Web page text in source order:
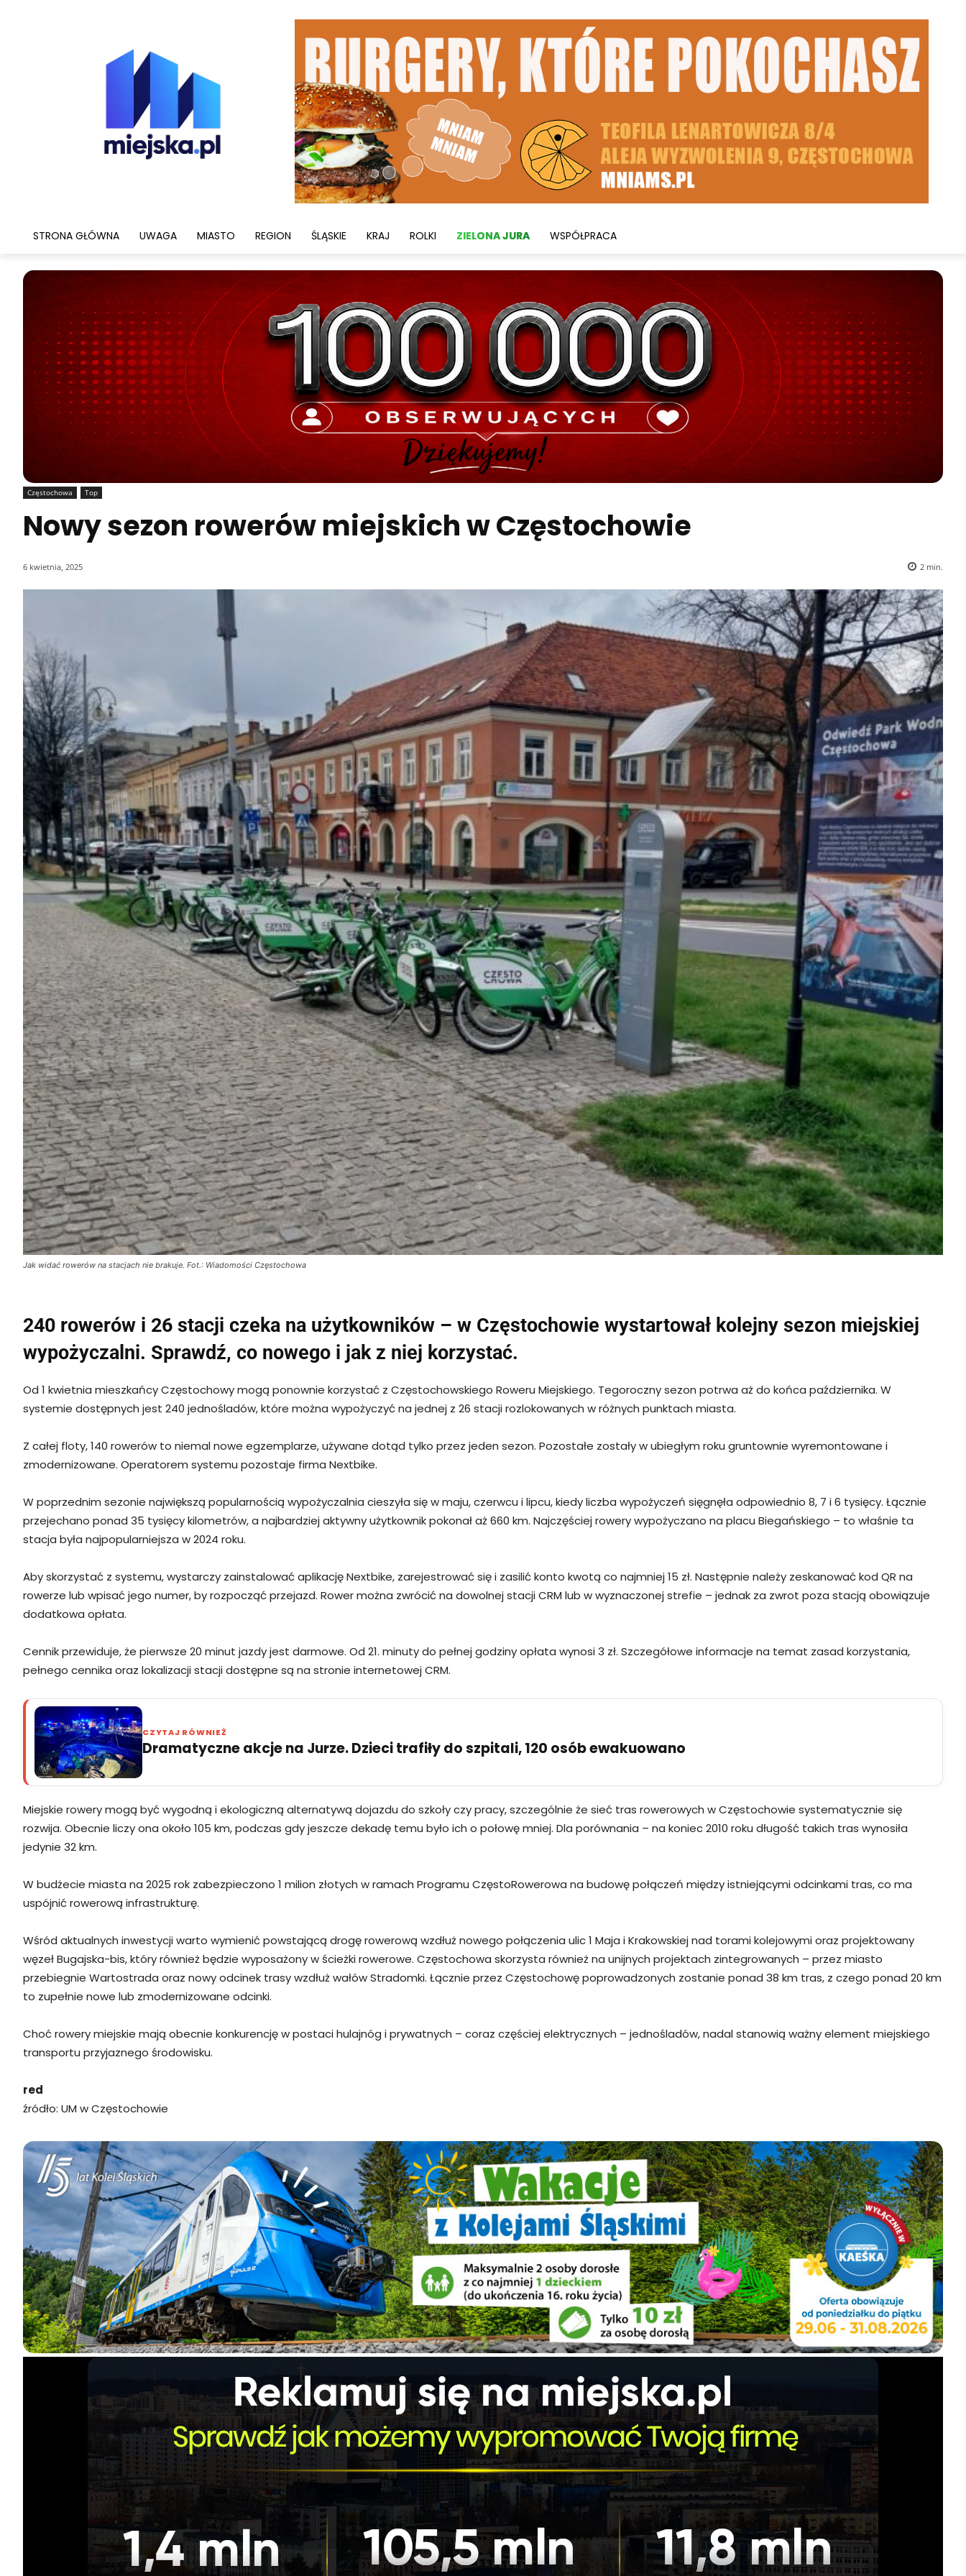
STRONA GŁÓWNA UWAGA MIASTO REGION ŚLĄSKIE KRAJ ROLKI ZIELONA JURA WSPÓŁPRACA
Częstochowa Top
Nowy sezon rowerów miejskich w Częstochowie
6 kwietnia, 2025 2 min.
Jak widać rowerów na stacjach nie brakuje. Fot.: Wiadomości Częstochowa
240 rowerów i 26 stacji czeka na użytkowników – w Częstochowie wystartował kolejny sezon miejskiej
wypożyczalni. Sprawdź, co nowego i jak z niej korzystać.
Od 1 kwietnia mieszkańcy Częstochowy mogą ponownie korzystać z Częstochowskiego Roweru Miejskiego. Tegoroczny sezon potrwa aż do końca października. W
systemie dostępnych jest 240 jednośladów, które można wypożyczyć na jednej z 26 stacji rozlokowanych w różnych punktach miasta.
Z całej floty, 140 rowerów to niemal nowe egzemplarze, używane dotąd tylko przez jeden sezon. Pozostałe zostały w ubiegłym roku gruntownie wyremontowane i
zmodernizowane. Operatorem systemu pozostaje firma Nextbike.
W poprzednim sezonie największą popularnością wypożyczalnia cieszyła się w maju, czerwcu i lipcu, kiedy liczba wypożyczeń sięgnęła odpowiednio 8, 7 i 6 tysięcy. Łącznie
przejechano ponad 35 tysięcy kilometrów, a najbardziej aktywny użytkownik pokonał aż 660 km. Najczęściej rowery wypożyczano na placu Biegańskiego – to właśnie ta
stacja była najpopularniejsza w 2024 roku.
Aby skorzystać z systemu, wystarczy zainstalować aplikację Nextbike, zarejestrować się i zasilić konto kwotą co najmniej 15 zł. Następnie należy zeskanować kod QR na
rowerze lub wpisać jego numer, by rozpocząć przejazd. Rower można zwrócić na dowolnej stacji CRM lub w wyznaczonej strefie – jednak za zwrot poza stacją obowiązuje
dodatkowa opłata.
Cennik przewiduje, że pierwsze 20 minut jazdy jest darmowe. Od 21. minuty do pełnej godziny opłata wynosi 3 zł. Szczegółowe informacje na temat zasad korzystania,
pełnego cennika oraz lokalizacji stacji dostępne są na stronie internetowej CRM.
CZYTAJ RÓWNIEŻ
Dramatyczne akcje na Jurze. Dzieci trafiły do szpitali, 120 osób ewakuowano
Miejskie rowery mogą być wygodną i ekologiczną alternatywą dojazdu do szkoły czy pracy, szczególnie że sieć tras rowerowych w Częstochowie systematycznie się
rozwija. Obecnie liczy ona około 105 km, podczas gdy jeszcze dekadę temu było ich o połowę mniej. Dla porównania – na koniec 2010 roku długość takich tras wynosiła
jedynie 32 km.
W budżecie miasta na 2025 rok zabezpieczono 1 milion złotych w ramach Programu CzęstoRowerowa na budowę połączeń między istniejącymi odcinkami tras, co ma
uspójnić rowerową infrastrukturę.
Wśród aktualnych inwestycji warto wymienić powstającą drogę rowerową wzdłuż nowego połączenia ulic 1 Maja i Krakowskiej nad torami kolejowymi oraz projektowany
węzeł Bugajska-bis, który również będzie wyposażony w ścieżki rowerowe. Częstochowa skorzysta również na unijnych projektach zintegrowanych – przez miasto
przebiegnie Wartostrada oraz nowy odcinek trasy wzdłuż wałów Stradomki. Łącznie przez Częstochowę poprowadzonych zostanie ponad 38 km tras, z czego ponad 20 km
to zupełnie nowe lub zmodernizowane odcinki.
Choć rowery miejskie mają obecnie konkurencję w postaci hulajnóg i prywatnych – coraz częściej elektrycznych – jednośladów, nadal stanowią ważny element miejskiego
transportu przyjaznego środowisku.
red
źródło: UM w Częstochowie